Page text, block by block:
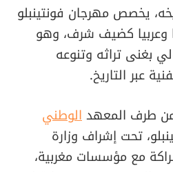
يخصص مهرجان فونتينبلو
وعربيا كضيف شرف، وهو
بغنى تراثه وتنوعه
عبر التاريخ.
طرف المعهدالوطني
تحت إشراف وزارة
مع مؤسسات مغربية،